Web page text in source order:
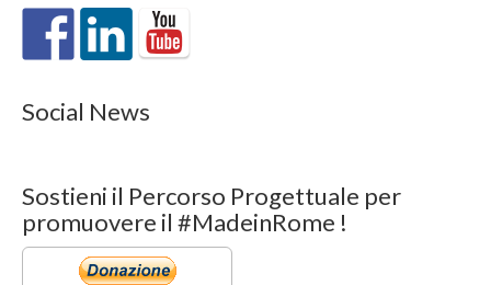
Social News
Sostieni il Percorso Progettuale per
promuovere il #MadeinRome !